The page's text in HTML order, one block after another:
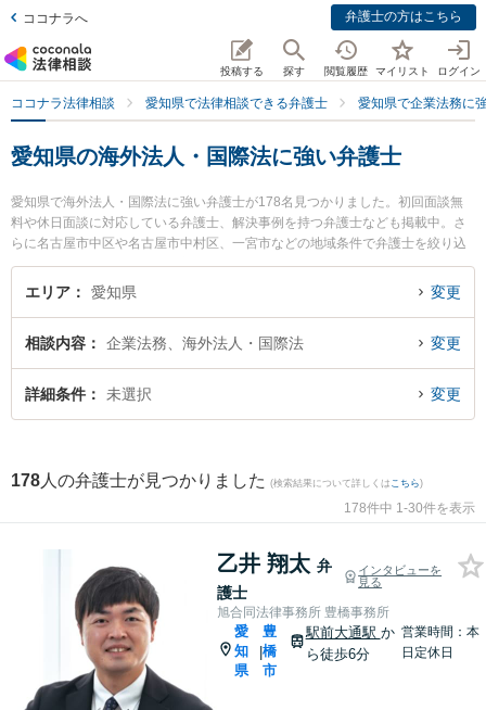
ココナラへ 弁護士の方はこちら
投稿する 探す 閲覧履歴 マイリスト ログイン
ココナラ法律相談 愛知県で法律相談できる弁護士 愛知県で企業法務に
愛知県の海外法人・国際法に強い弁護士
愛知県で海外法人・国際法に強い弁護士が178名見つかりました。初回面談無
料や休日面談に対応している弁護士、解決事例を持つ弁護士なども掲載中。さ
らに名古屋市中区や名古屋市中村区、一宮市などの地域条件で弁護士を絞り込
めます。企業法務に関係する顧問弁護士契約や契約書作成・リーガルチェッ
ク、雇用契約書・就業規則作成等の細かな分野での絞り込み検索もでき便利で
ール情報や弁護士費用、強みなどが注目されています。『愛知県で土日や夜間
に発生した海外法人・国際法のトラブルを今すぐに弁護士に相談したい』『海
外法人・国際法のトラブル解決の実績豊富な近くの弁護士を検索したい』『初
エリア 愛知県 変更
相談内容 企業法務、海外法人・国際法 変更
詳細条件 未選択 変更
178 人の弁護士が見つかりました (検索結果について詳しくは こちら)
178件中 1-30件を表示
乙井 翔太 弁
護士
インタビューを
見る
旭合同法律事務所 豊橋事務所
愛
知
県
|
豊
橋
市
駅前大通駅 か
ら徒歩6分
営業時間：本
日定休日